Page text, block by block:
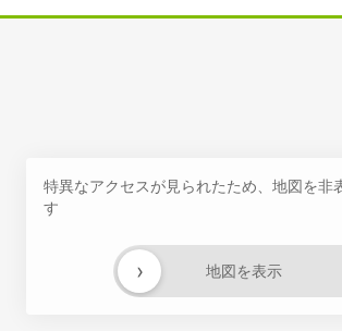
特異なアクセスが見られたため、地図を非
す
地図を表示
›